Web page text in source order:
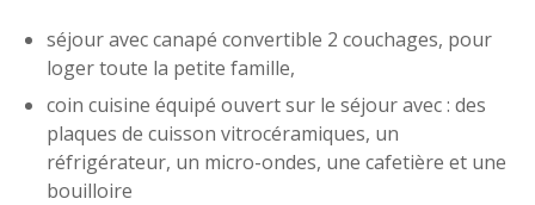
séjour avec canapé convertible 2 couchages, pour
loger toute la petite famille,
coin cuisine équipé ouvert sur le séjour avec : des
plaques de cuisson vitrocéramiques, un
réfrigérateur, un micro-ondes, une cafetière et une
bouilloire